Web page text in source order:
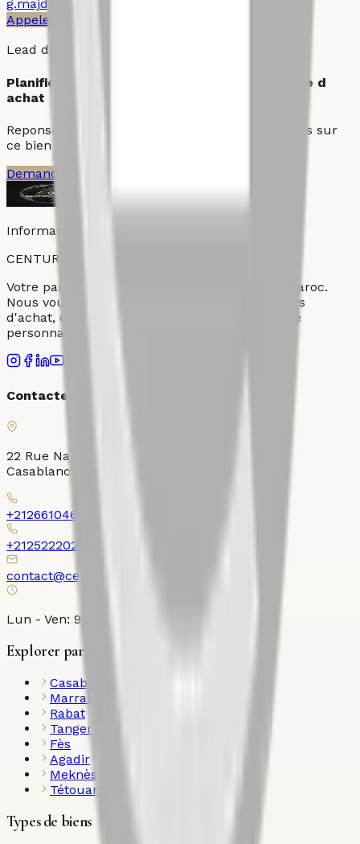
g.majda@century21ollier.com
Appeler
Lead direct
Planifier une visite ou demander une strategie d
achat
Reponse prioritaire pour les demandes qualifiees sur
ce bien et les actifs comparables du quartier.
Demander une visite
Informations fournies par Century 21 Ollier
CENTURY
Votre partenaire immobilier de confiance au Maroc.
Nous vous accompagnons dans tous vos projets
d'achat, de vente et de location avec un service
personnalisé et professionnel.
Contactez-nous
22 Rue Najib Mahfoud, Place Ollier, Gauthier,
Casablanca 20000
+212661046526
+212522202120
contact@century21ollier.com
Lun - Ven: 9h00 - 18h00
Explorer par ville
Casablanca
Marrakech
Rabat
Tanger
Fès
Agadir
Meknès
Tétouan
Types de biens